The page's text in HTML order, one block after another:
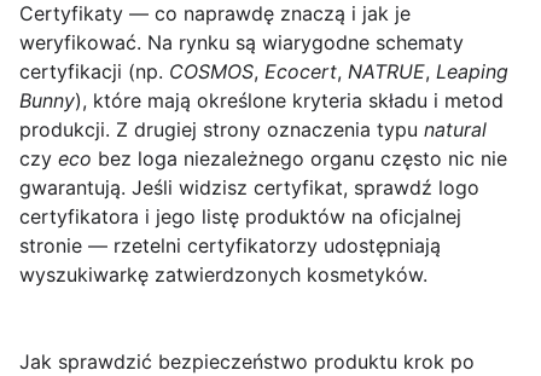
Certyfikaty — co naprawdę znaczą i jak je
weryfikować. Na rynku są wiarygodne schematy
certyfikacji (np. COSMOS, Ecocert, NATRUE, Leaping
Bunny), które mają określone kryteria składu i metod
produkcji. Z drugiej strony oznaczenia typu natural
czy eco bez loga niezależnego organu często nic nie
gwarantują. Jeśli widzisz certyfikat, sprawdź logo
certyfikatora i jego listę produktów na oficjalnej
stronie — rzetelni certyfikatorzy udostępniają
wyszukiwarkę zatwierdzonych kosmetyków.
Jak sprawdzić bezpieczeństwo produktu krok po